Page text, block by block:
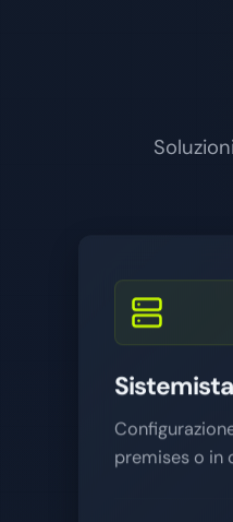
premises o in